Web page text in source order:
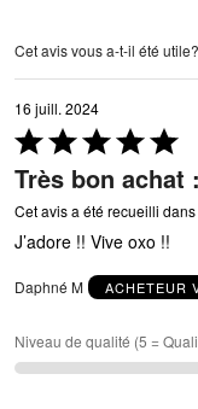
Cet avis vous a-t-il été utile?
16 juill. 2024
Coté
5 sur
5
Très bon achat
Cet avis a été recueilli
J’adore !! Vive oxo !!
Daphné M ACHETEUR
Niveau de qualité (5 =